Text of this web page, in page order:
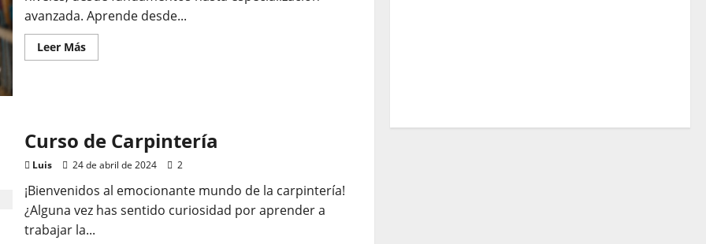
avanzada. Aprende desde...
Leer MásLeer
más
Curso de Carpintería
Luis 24 de abril de 2024 2
¡Bienvenidos al emocionante mundo de la carpintería!
¿Alguna vez has sentido curiosidad por aprender a
trabajar la...